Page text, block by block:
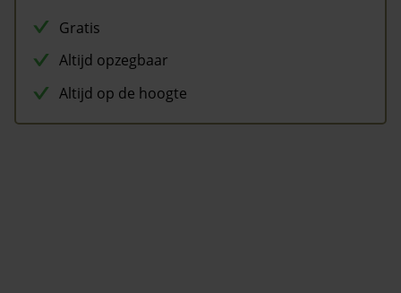
Gratis
Altijd opzegbaar
Altijd op de hoogte